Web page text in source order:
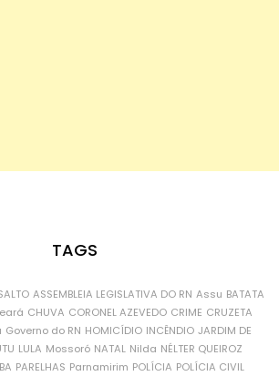
TAGS
ASSEMBLEIA LEGISLATIVA DO RN Assu BATATA
CHUVA CORONEL AZEVEDO CRIME CRUZETA
Governo do RN HOMICÍDIO INCÊNDIO JARDIM DE
LULA Mossoró NATAL Nilda NÉLTER QUEIROZ
PARELHAS Parnamirim POLÍCIA POLÍCIA CIVIL